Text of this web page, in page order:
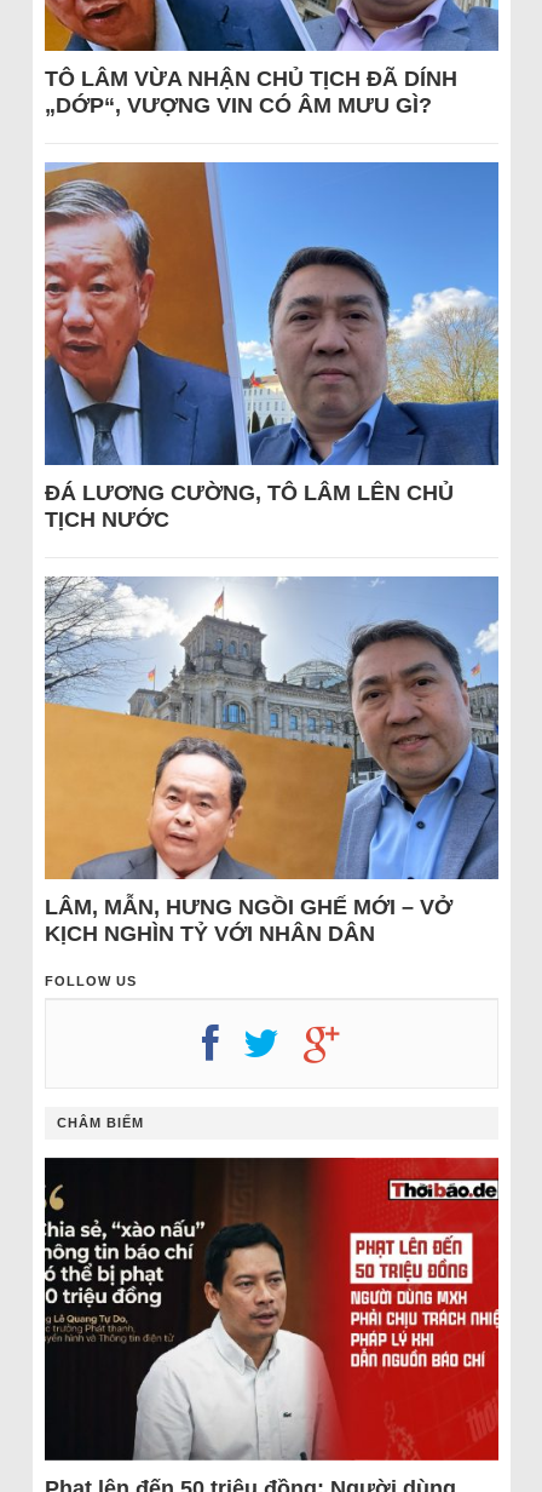
TÔ LÂM VỪA NHẬN CHỦ TỊCH ĐÃ DÍNH
„DỚP“, VƯỢNG VIN CÓ ÂM MƯU GÌ?
ĐÁ LƯƠNG CƯỜNG, TÔ LÂM LÊN CHỦ
TỊCH NƯỚC
LÂM, MẪN, HƯNG NGỒI GHẾ MỚI – VỞ
KỊCH NGHÌN TỶ VỚI NHÂN DÂN
FOLLOW US
CHÂM BIẾM